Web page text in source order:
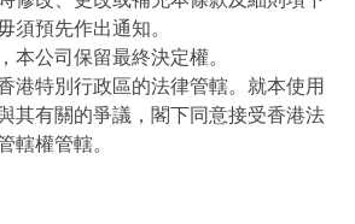
須預先作出通知。
本公司保留最終決定權。
港特別行政區的法律管轄。就本使用
其有關的爭議，閣下同意接受香港法
轄權管轄。